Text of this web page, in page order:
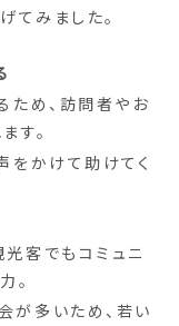
てみました。
ため、訪問者やお
す。
をかけて助けてく
客でもコミュニ
。
が多いため、若い